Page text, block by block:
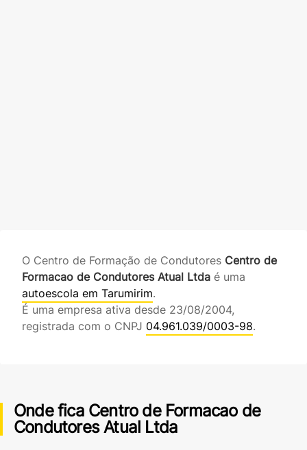
O Centro de Formação de Condutores Centro de
Formacao de Condutores Atual Ltda é uma
autoescola em Tarumirim.
É uma empresa ativa desde 23/08/2004,
registrada com o CNPJ 04.961.039/0003-98.
Onde fica Centro de Formacao de
Condutores Atual Ltda